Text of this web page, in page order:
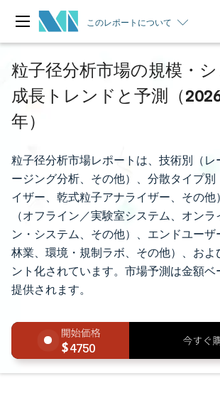
このレポートについて
粒子径分析市場の規模・
成長トレンドと予測（
年）
粒子径分析市場レポートは、技術別（レ
ージング分析、その他）、分散タイプ別
イザー、乾式粒子アナライザー、その他
（オフライン／実験室システム、オン
ン・システム、その他）、エンドユーザ
林業、環境・規制ラボ、その他）、およ
ント化されています。市場予測は金額
提供されます。
4750